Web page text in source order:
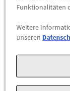
- 30°C
- Nicht
Funktionalitäten
Weitere
unseren